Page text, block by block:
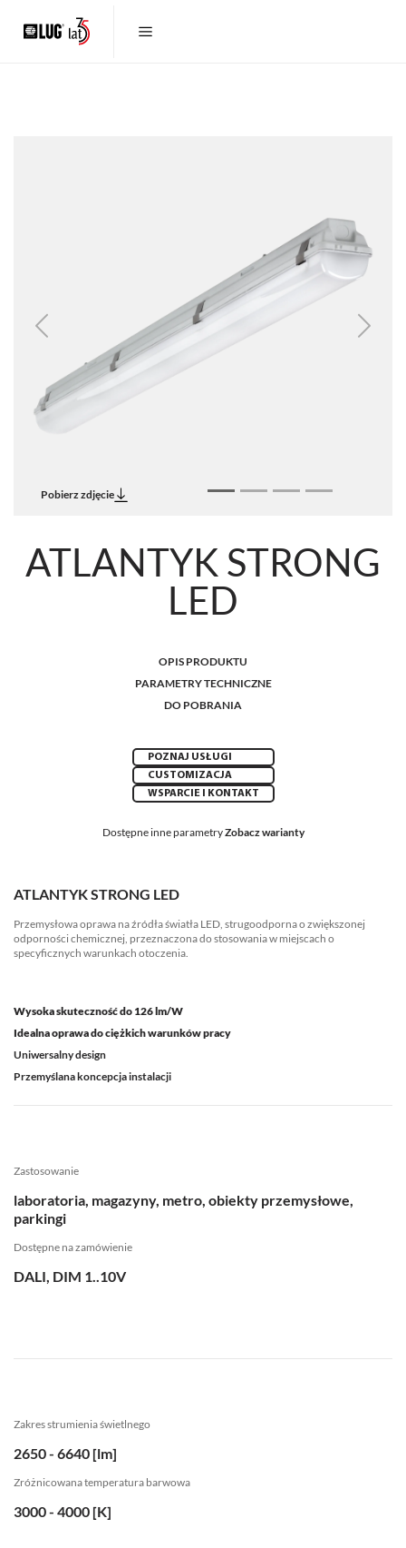
Previous Next
Pobierz zdjęcie
ATLANTYK STRONG
LED
OPIS PRODUKTU
PARAMETRY TECHNICZNE
DO POBRANIA
POZNAJ USŁUGI
CUSTOMIZACJA
WSPARCIE I KONTAKT
Dostępne inne parametryZobacz warianty
ATLANTYK STRONG LED
Przemysłowa oprawa na źródła światła LED, strugoodporna o zwiększonej
odporności chemicznej, przeznaczona do stosowania w miejscach o
specyficznych warunkach otoczenia.
Wysoka skuteczność do 126 lm/W
Idealna oprawa do ciężkich warunków pracy
Uniwersalny design
Przemyślana koncepcja instalacji
Zastosowanie
laboratoria, magazyny, metro, obiekty przemysłowe,
parkingi
Dostępne na zamówienie
DALI, DIM 1..10V
Zakres strumienia świetlnego
2650 - 6640 [lm]
Zróżnicowana temperatura barwowa
3000 - 4000 [K]